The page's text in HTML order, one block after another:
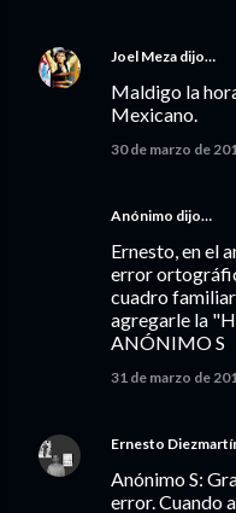
Joel Meza dijo…
Maldigo la
Mexicano.
30 de marzo de
Anónimo dijo…
Ernesto, en el
error
cuadro
agregarle la
ANÓNIMO S
31 de marzo de
Ernesto
Anónimo S:
error. Cuando